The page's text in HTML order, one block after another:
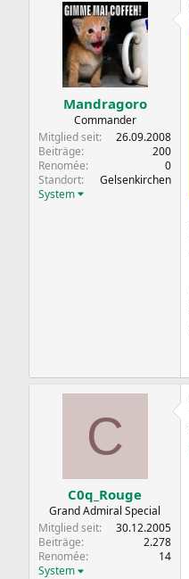
Mandragoro
Commander
Mitglied seit
26.09.2008
Beiträge
200
Renomée
0
Standort
Gelsenkirchen
System
C
C0q_Rouge
Grand Admiral Special
Mitglied seit
30.12.2005
Beiträge
2.278
Renomée
14
System